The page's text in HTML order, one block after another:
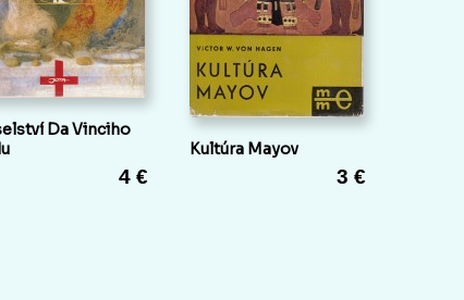
Da Vinciho
4 €
Kultúra Mayov
3 €